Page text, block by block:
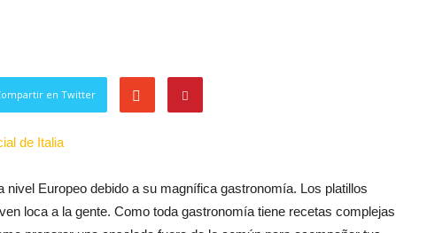
en Twitter
Europeo debido a su magnífica gastronomía. Los platillos
loca a la gente. Como toda gastronomía tiene recetas complejas